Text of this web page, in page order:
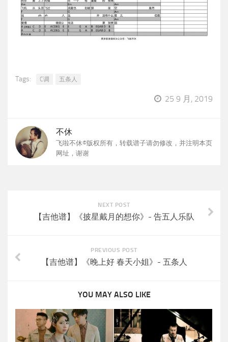
Tags: C调 五条人
25 9 月, 2019
不休
飞啦不休©版权所有，转载谱子请勿修改，并注明本页
网址，谢谢
NEXT POST
【吉他谱】《披星戴月的想你》- 告五人乐队
PREVIOUS POST
【吉他谱】《晚上好 春天小姐》- 五条人
YOU MAY ALSO LIKE